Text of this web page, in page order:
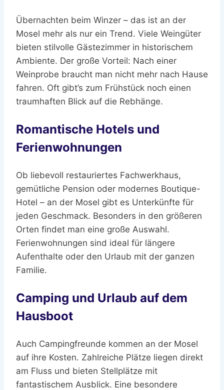
Übernachten beim Winzer – das ist an der
Mosel mehr als nur ein Trend. Viele Weingüter
bieten stilvolle Gästezimmer in historischem
Ambiente. Der große Vorteil: Nach einer
Weinprobe braucht man nicht mehr nach Hause
fahren. Oft gibt’s zum Frühstück noch einen
traumhaften Blick auf die Rebhänge.
Romantische Hotels und
Ferienwohnungen
Ob liebevoll restauriertes Fachwerkhaus,
gemütliche Pension oder modernes Boutique-
Hotel – an der Mosel gibt es Unterkünfte für
jeden Geschmack. Besonders in den größeren
Orten findet man eine große Auswahl.
Ferienwohnungen sind ideal für längere
Aufenthalte oder den Urlaub mit der ganzen
Familie.
Camping und Urlaub auf dem
Hausboot
Auch Campingfreunde kommen an der Mosel
auf ihre Kosten. Zahlreiche Plätze liegen direkt
am Fluss und bieten Stellplätze mit
fantastischem Ausblick. Eine besondere